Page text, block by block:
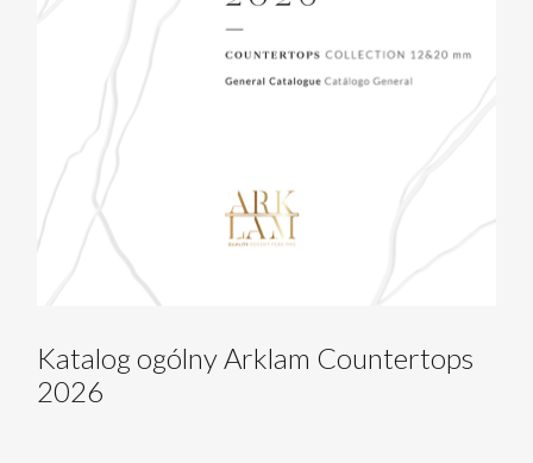
Katalog ogólny Arklam Countertops
2026